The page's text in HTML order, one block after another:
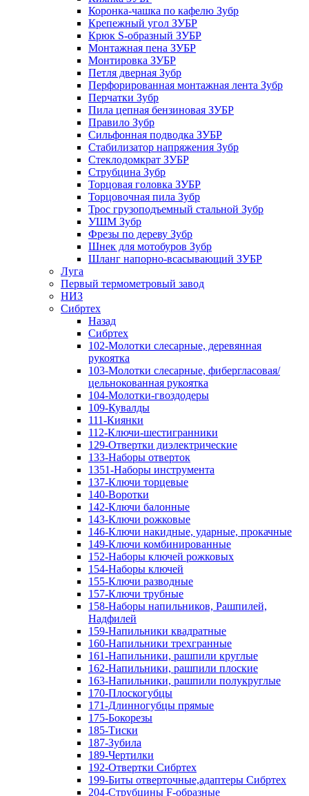
Коронка-чашка по кафелю Зубр
Крепежный угол ЗУБР
Крюк S-образный ЗУБР
Монтажная пена ЗУБР
Монтировка ЗУБР
Петля дверная Зубр
Перфорированная монтажная лента Зубр
Перчатки Зубр
Пила цепная бензиновая ЗУБР
Правило Зубр
Сильфонная подводка ЗУБР
Стабилизатор напряжения Зубр
Стеклодомкрат ЗУБР
Струбцина Зубр
Торцовая головка ЗУБР
Торцовочная пила Зубр
Трос грузоподъемный стальной Зубр
УШМ Зубр
Фрезы по дереву Зубр
Шнек для мотобуров Зубр
Шланг напорно-всасывающий ЗУБР
Луга
Первый термометровый завод
НИЗ
Сибртех
Назад
Сибртех
102-Молотки слесарные, деревянная
рукоятка
103-Молотки слесарные, фибергласовая/
цельнокованная рукоятка
104-Молотки-гвоздодеры
109-Кувалды
111-Киянки
112-Ключи-шестигранники
129-Отвертки диэлектрические
133-Наборы отверток
1351-Наборы инструмента
137-Ключи торцевые
140-Воротки
142-Ключи балонные
143-Ключи рожковые
146-Ключи накидные, ударные, прокачные
149-Ключи комбинированные
152-Наборы ключей рожковых
154-Наборы ключей
155-Ключи разводные
157-Ключи трубные
158-Наборы напильников, Рашпилей,
Надфилей
159-Напильники квадратные
160-Напильники трехгранные
161-Напильники, рашпили круглые
162-Напильники, рашпили плоские
163-Напильники, рашпили полукруглые
170-Плоскогубцы
171-Длинногубцы прямые
175-Бокорезы
185-Тиски
187-Зубила
189-Чертилки
192-Отвертки Сибртех
199-Биты отверточные,адаптеры Сибртех
204-Струбцины F-образные